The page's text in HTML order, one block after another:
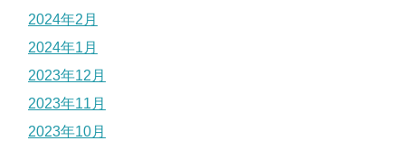
2024年2月
2024年1月
2023年12月
2023年11月
2023年10月